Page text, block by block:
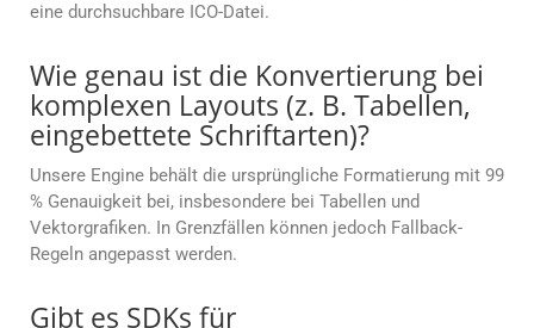
eine durchsuchbare ICO-Datei.
Wie genau ist die Konvertierung bei
komplexen Layouts (z. B. Tabellen,
eingebettete Schriftarten)?
Unsere Engine behält die ursprüngliche Formatierung mit 99
% Genauigkeit bei, insbesondere bei Tabellen und
Vektorgrafiken. In Grenzfällen können jedoch Fallback-
Regeln angepasst werden.
Gibt es SDKs für